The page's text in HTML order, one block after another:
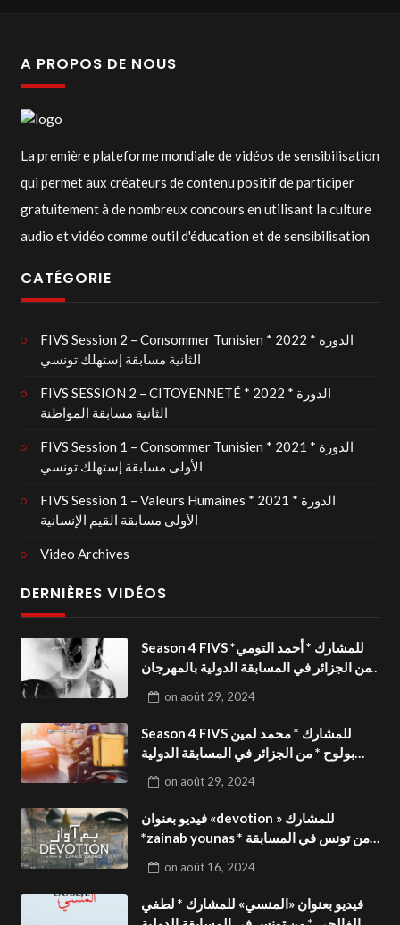
A PROPOS DE NOUS
La première plateforme mondiale de vidéos de sensibilisation
qui permet aux créateurs de contenu positif de participer
gratuitement à de nombreux concours en utilisant la culture
audio et vidéo comme outil d'éducation et de sensibilisation
CATÉGORIE
FIVS Session 2 – Consommer Tunisien * 2022 * الدورة
الثانية مسابقة إستهلك تونسي
FIVS SESSION 2 – CITOYENNETÉ * 2022 * الدورة
الثانية مسابقة المواطنة
FIVS Session 1 – Consommer Tunisien * 2021 * الدورة
الأولى مسابقة إستهلك تونسي
FIVS Session 1 – Valeurs Humaines * 2021 * الدورة
الأولى مسابقة القيم الإنسانية
Video Archives
DERNIÈRES VIDÉOS
Season 4 FIVS للمشارك * أحمد التومي*
من الجزائر في المسابقة الدولية بالمهرجان
»فيديو بعنوان
on août 29, 2024
Season 4 FIVS للمشارك * محمد لمين
بولوح * من الجزائر في المسابقة الدولية
بالمهرجان الدولي للفيدوهات
on août 29, 2024
فيديو بعنوان «devotion » للمشارك
*zainab younas * من تونس في المسابقة
التوعوية Season 4 FIVS
on août 16, 2024
فيديو بعنوان «المنسي» للمشارك * لطفي